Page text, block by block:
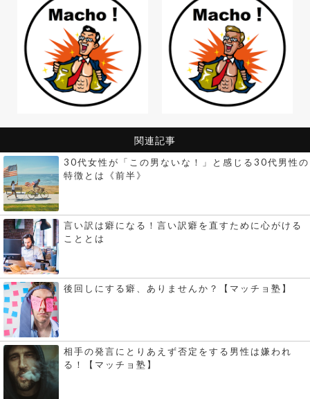
関連記事
30代女性が「この男ないな！」と感じる30代男性の
特徴とは《前半》
言い訳は癖になる！言い訳癖を直すために心がける
こととは
後回しにする癖、ありませんか？【マッチョ塾】
相手の発言にとりあえず否定をする男性は嫌われ
る！【マッチョ塾】